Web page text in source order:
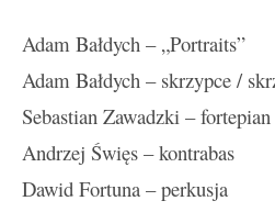
Adam Bałdych – „Portraits”
Adam Bałdych – skrzypce /
Sebastian Zawadzki – fortepian
Andrzej Święs – kontrabas
Dawid Fortuna – perkusja